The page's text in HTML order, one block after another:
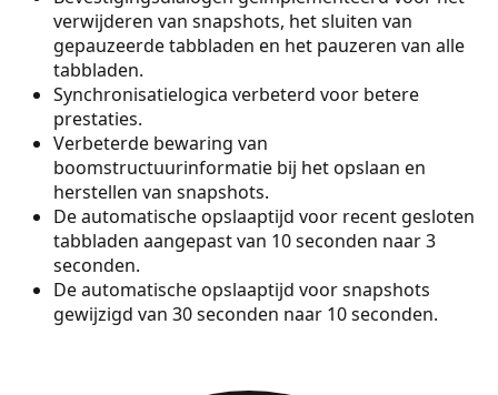
verwijderen van snapshots, het sluiten van
gepauzeerde tabbladen en het pauzeren van alle
tabbladen.
Synchronisatielogica verbeterd voor betere
prestaties.
Verbeterde bewaring van
boomstructuurinformatie bij het opslaan en
herstellen van snapshots.
De automatische opslaaptijd voor recent gesloten
tabbladen aangepast van 10 seconden naar 3
seconden.
De automatische opslaaptijd voor snapshots
gewijzigd van 30 seconden naar 10 seconden.